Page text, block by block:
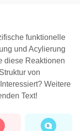
funktionelle
und Acylierung
diese Reaktionen
von
Weitere
Text!